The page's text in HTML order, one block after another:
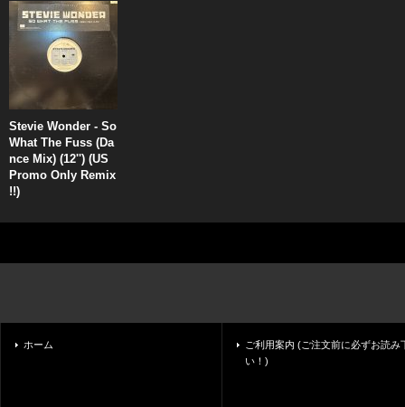
Stevie Wonder - So
What The Fuss (Da
nce Mix) (12'') (US
Promo Only Remix
!!)
ホーム
ご利用案内 (ご注文前に必ずお読み
い！)